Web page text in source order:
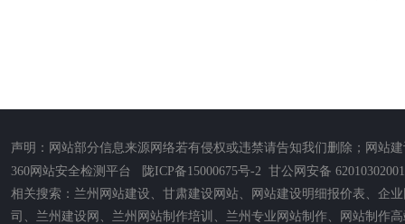
声明：网站部分信息来源网络若有侵权或违禁请告知我们删除；网站
360网站安全检测平台
陇ICP备15000675号-2 甘公网安备
相关搜索：兰州网站建设、甘肃建设网站、网站建设明细报价表、企
司、兰州建设网、兰州网站制作培训、兰州专业网站制作、网站制作